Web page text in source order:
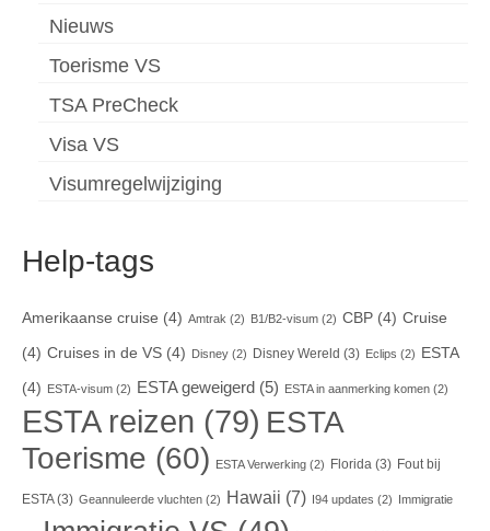
Nieuws
Toerisme VS
TSA PreCheck
Visa VS
Visumregelwijziging
Help-tags
Amerikaanse cruise (4) Amtrak (2) B1/B2-visum (2) CBP (4) Cruise
(4) Cruises in de VS (4) Disney (2) Disney Wereld (3) Eclips (2) ESTA
(4) ESTA-visum (2) ESTA geweigerd (5) ESTA in aanmerking komen (2)
ESTA reizen (79) ESTA
Toerisme (60) ESTA Verwerking (2) Florida (3) Fout bij
ESTA(3) Geannuleerde vluchten (2) Hawaii (7) I94 updates (2) Immigratie